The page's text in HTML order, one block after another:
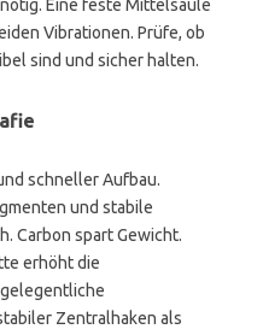
Eine feste Mittelsäule
Vibrationen. Prüfe, ob
sind und sicher halten.
schneller Aufbau.
und stabile
Carbon spart Gewicht.
erhöht die
Zentralhaken als